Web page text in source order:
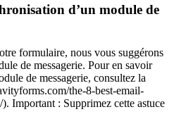
d’un module de
formulaire, nous vous suggérons
de messagerie. Pour en savoir
de messagerie, consultez la
the-8-best-email-
Important : Supprimez cette astuce